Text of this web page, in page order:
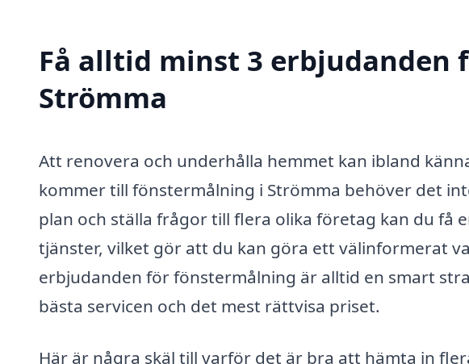
Få alltid minst 3 erbjudanden
Strömma
Att renovera och underhålla hemmet kan ibland
kommer till fönstermålning i Strömma behöver det
plan och ställa frågor till flera olika företag kan du få
tjänster, vilket gör att du kan göra ett välinformerat
erbjudanden för fönstermålning är alltid en smart
bästa servicen och det mest rättvisa priset.
Här är några skäl till varför det är bra att hämta in